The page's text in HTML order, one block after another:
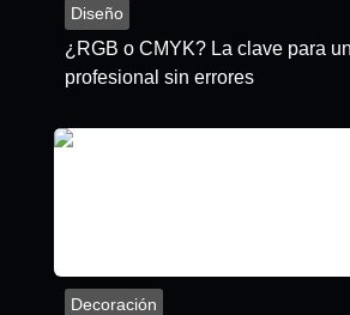
Diseño
¿RGB o CMYK? La clave para
profesional sin errores
Decoración